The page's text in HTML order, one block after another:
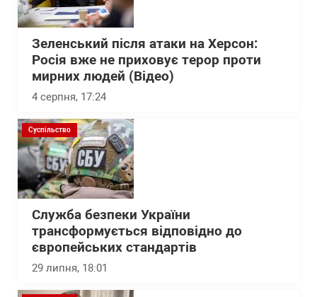
Зеленський після атаки на Херсон:
Росія вже не приховує терор проти
мирних людей (Відео)
4 серпня, 17:24
Суспільство
Служба безпеки України
трансформується відповідно до
європейських стандартів
29 липня, 18:01